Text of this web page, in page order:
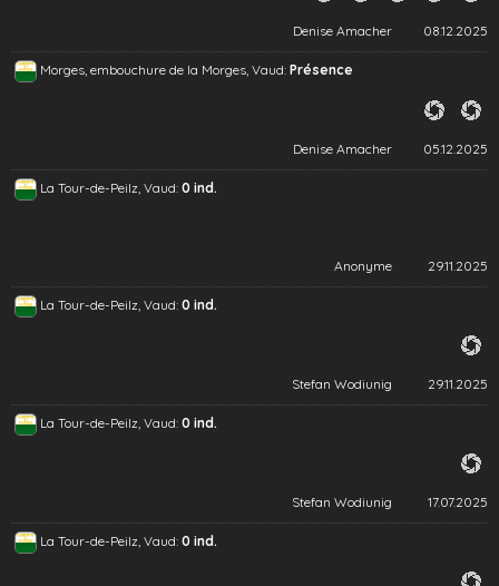
Denise Amacher 08.12.2025
Morges, embouchure de la Morges, Vaud: Présence
Denise Amacher 05.12.2025
La Tour-de-Peilz, Vaud: 0 ind.
Anonyme 29.11.2025
La Tour-de-Peilz, Vaud: 0 ind.
Stefan Wodiunig 29.11.2025
La Tour-de-Peilz, Vaud: 0 ind.
Stefan Wodiunig 17.07.2025
La Tour-de-Peilz, Vaud: 0 ind.